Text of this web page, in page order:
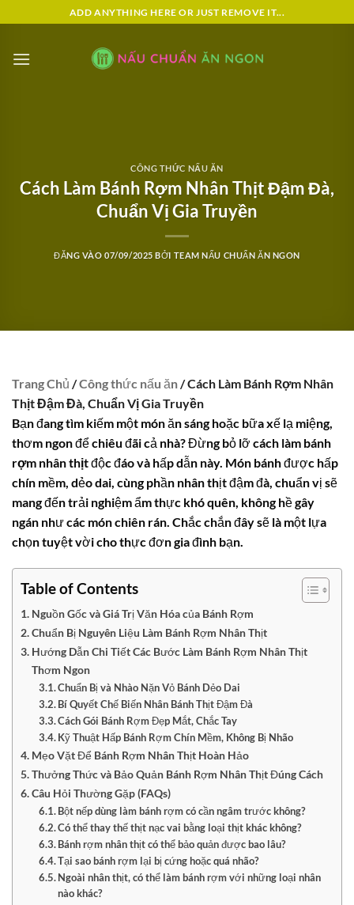
qua
dung
ADD ANYTHING HERE OR JUST REMOVE IT...
CÔNG THỨC NẤU ĂN
Cách Làm Bánh Rợm Nhân Thịt Đậm Đà,
Chuẩn Vị Gia Truyền
ĐĂNG VÀO07/09/2025 BỞI TEAM NẤU CHUẨN ĂN NGON
Trang Chủ /Công thức nấu ăn/ Cách Làm Bánh Rợm Nhân
Thịt Đậm Đà, Chuẩn Vị Gia Truyền
Bạn đang tìm kiếm một món ăn sáng hoặc bữa xế lạ miệng,
thơm ngon để chiêu đãi cả nhà? Đừng bỏ lỡ cách làm bánh
rợm nhân thịtđộc đáo và hấp dẫn này. Món bánh được hấp
chín mềm, dẻo dai, cùng phần nhân thịt đậm đà, chuẩn vị sẽ
mang đến trải nghiệm ẩm thực khó quên, không hề gây
ngán như các món chiên rán. Chắc chắn đây sẽ là một lựa
chọn tuyệt vời cho thực đơn gia đình bạn.
Table of Contents
Nguồn Gốc và Giá Trị Văn Hóa của Bánh Rợm
Chuẩn Bị Nguyên Liệu Làm Bánh Rợm Nhân Thịt
Hướng Dẫn Chi Tiết Các Bước Làm Bánh Rợm Nhân Thịt
Thơm Ngon
Chuẩn Bị và Nhào Nặn Vỏ Bánh Dẻo Dai
Bí Quyết Chế Biến Nhân Bánh Thịt Đậm Đà
Cách Gói Bánh Rợm Đẹp Mắt, Chắc Tay
Kỹ Thuật Hấp Bánh Rợm Chín Mềm, Không Bị Nhão
Mẹo Vặt Để Bánh Rợm Nhân Thịt Hoàn Hảo
Thưởng Thức và Bảo Quản Bánh Rợm Nhân Thịt Đúng Cách
Câu Hỏi Thường Gặp (FAQs)
Bột nếp dùng làm bánh rợm có cần ngâm trước không?
Có thể thay thế thịt nạc vai bằng loại thịt khác không?
Bánh rợm nhân thịt có thể bảo quản được bao lâu?
Tại sao bánh rợm lại bị cứng hoặc quá nhão?
Ngoài nhân thịt, có thể làm bánh rợm với những loại nhân
nào khác?